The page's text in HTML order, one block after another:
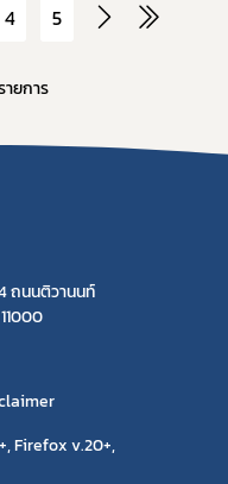
4 5
ายการ
ถนนติวานนท์
Firefox v.20+,